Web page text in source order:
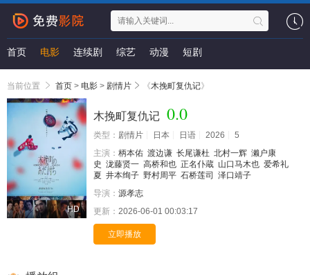
首页 电影 连续剧 综艺 动漫 短剧
当前位置 首页 > 电影 > 剧情片 《木挽町复仇记》
HD
木挽町复仇记 0.0
类型： 剧情片 日本 日语 2026
5
主演： 柄本佑 渡边谦 长尾谦杜 北村一辉 濑户康
史 泷藤贤一 高桥和也 正名仆蔵 山口马木也 爱希礼
夏 井本绚子 野村周平 石桥莲司
泽口靖子
导演： 源孝志
更新： 2026-06-01 00:03:17
立即播放